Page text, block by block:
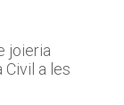
joieria
Civil a les